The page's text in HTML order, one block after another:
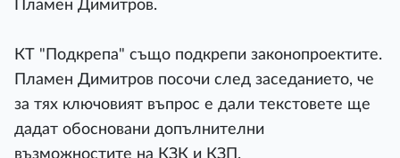
Пламен Димитров.
КТ "Подкрепа" също подкрепи законопроектите.
Пламен Димитров посочи след заседанието, че
за тях ключовият въпрос е дали текстовете ще
дадат обосновани допълнителни
възможностите на КЗК и КЗП.